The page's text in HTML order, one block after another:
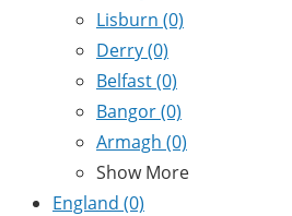
Lisburn (0)
Derry(0)
Belfast(0)
Bangor(0)
Armagh (0)
Show More
England (0)